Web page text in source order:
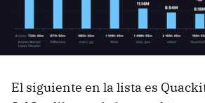
El siguiente en la lista es